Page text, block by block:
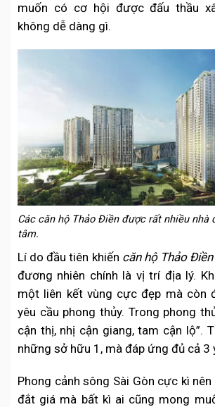
muốn có cơ hội được đấu thầu
không dễ dàng gì.
Các căn hộ Thảo Điền được rất nhiều nhà
tâm.
Lí do đầu tiên khiến căn hộ Thảo Điền
đương nhiên chính là vị trí địa lý.
một liên kết vùng cực đẹp mà còn
yêu cầu phong thủy. Trong phong
cận thị, nhị cận giang, tam cận lộ”.
những sở hữu 1, mà đáp ứng đủ cả 3
Phong cảnh sông Sài Gòn cực kì
đắt giá mà bất kì ai cũng mong